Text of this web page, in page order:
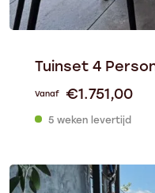
Tuinset 4
Vanaf €1.751,00
5 weken levertijd